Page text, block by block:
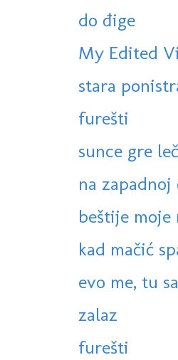
do đige
My Edited
stara
furešti
sunce gre leč
na zapadnoj
beštije moje
kad mačić
evo me, tu
zalaz
furešti